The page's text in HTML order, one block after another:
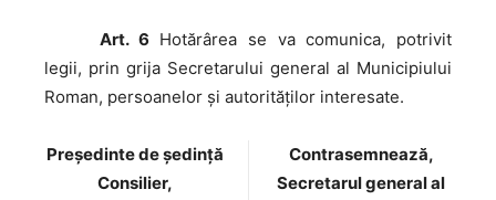
Art. 6 Hotărârea se va comunica, potrivit
legii, prin grija Secretarului general al Municipiului
Roman, persoanelor şi autorităţilor interesate.
Preşedinte de şedinţă
Consilier,
Contrasemnează,
Secretarul general al